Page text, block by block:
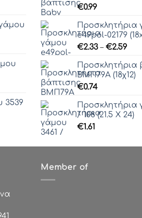
3539
€0.99
Προσκλητήρια
e49pol-02179
€2.33 – €2.59Price
Προσκλητήρια
ΒΜΠ79Α (18χ12)
€0.74
Προσκλητήρια
/ 108 (21.5 Χ 24)
€1.61
Member of